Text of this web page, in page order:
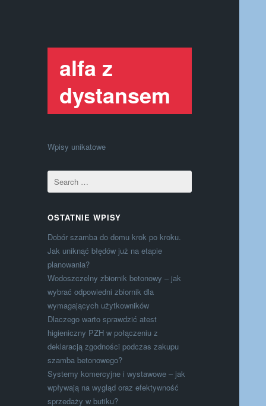
alfa z
dystansem
Wpisy unikatowe
OSTATNIE WPISY
Dobór szamba do domu krok po kroku.
Jak uniknąć błędów już na etapie
planowania?
Wodoszczelny zbiornik betonowy – jak
wybrać odpowiedni zbiornik dla
wymagających użytkowników
Dlaczego warto sprawdzić atest
higieniczny PZH w połączeniu z
deklaracją zgodności podczas zakupu
szamba betonowego?
Systemy komercyjne i wystawowe – jak
wpływają na wygląd oraz efektywność
sprzedaży w butiku?